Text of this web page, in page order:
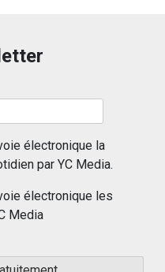
électronique la
par YC Media.
électronique les
Media